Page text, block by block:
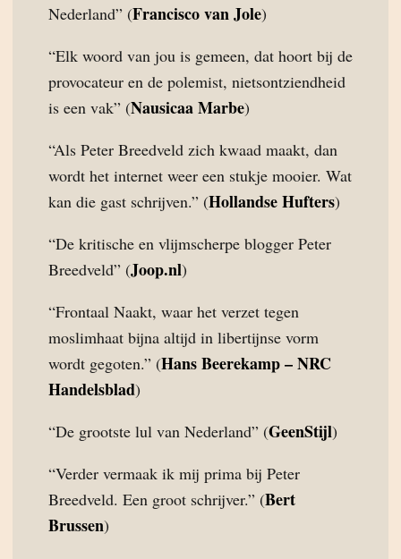
Nederland” (Francisco van Jole)
“Elk woord van jou is gemeen, dat hoort bij de
provocateur en de polemist, nietsontziendheid
is een vak” (Nausicaa Marbe)
“Als Peter Breedveld zich kwaad maakt, dan
wordt het internet weer een stukje mooier. Wat
kan die gast schrijven.” (Hollandse Hufters)
“De kritische en vlijmscherpe blogger Peter
Breedveld” (Joop.nl)
“Frontaal Naakt, waar het verzet tegen
moslimhaat bijna altijd in libertijnse vorm
wordt gegoten.” (Hans Beerekamp – NRC
Handelsblad)
“De grootste lul van Nederland” (GeenStijl)
“Verder vermaak ik mij prima bij Peter
Breedveld. Een groot schrijver.” (Bert
Brussen)